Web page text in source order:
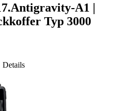
A1 |
Typ 3000
Details